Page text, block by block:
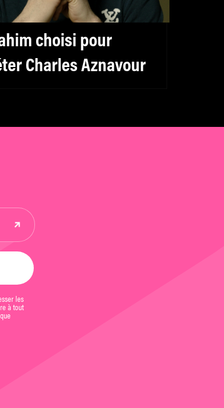
choisi pour
Charles Aznavour
les
à tout